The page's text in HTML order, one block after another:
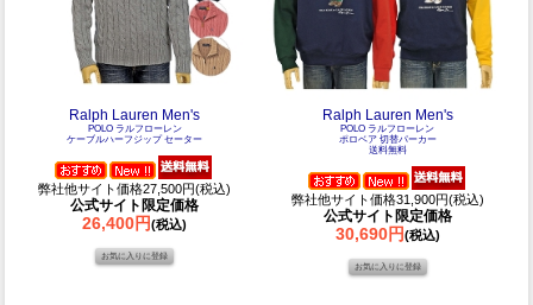
Ralph Lauren Men's
POLO ラルフローレン
ケーブルハーフジップ セーター
弊社他サイト価格27,500円(税込)
公式サイト限定価格
26,400円(税込)
Ralph Lauren Men's
POLO ラルフローレン
ポロベア 切替パーカー
送料無料
弊社他サイト価格31,900円(税込)
公式サイト限定価格
30,690円(税込)